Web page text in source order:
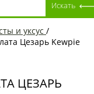
и уксус /
Цезарь Kewpie
ЦЕЗАРЬ